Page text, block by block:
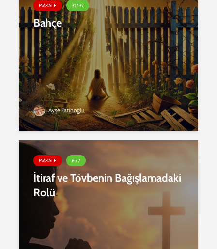
MAKALE 31 / 32
Bahçe
Ayşe Fatihoğlu
MAKALE 6 / 7
İtiraf ve Tövbenin Bağışlamadaki
Rolü